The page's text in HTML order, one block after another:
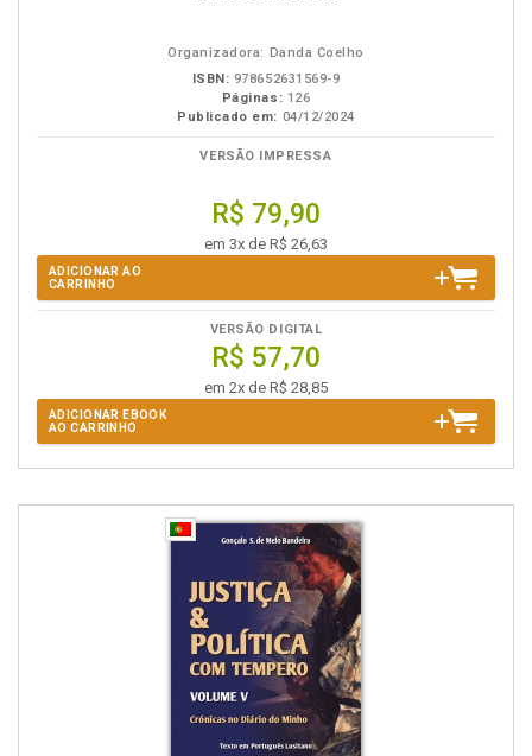
Organizadora: Danda Coelho
ISBN: 978652631569-9
Páginas: 126
Publicado em: 04/12/2024
VERSÃO IMPRESSA
R$ 79,90
em 3x de R$ 26,63
ADICIONAR AO
CARRINHO
VERSÃO DIGITAL
R$ 57,70
em 2x de R$ 28,85
ADICIONAR EBOOK
AO CARRINHO